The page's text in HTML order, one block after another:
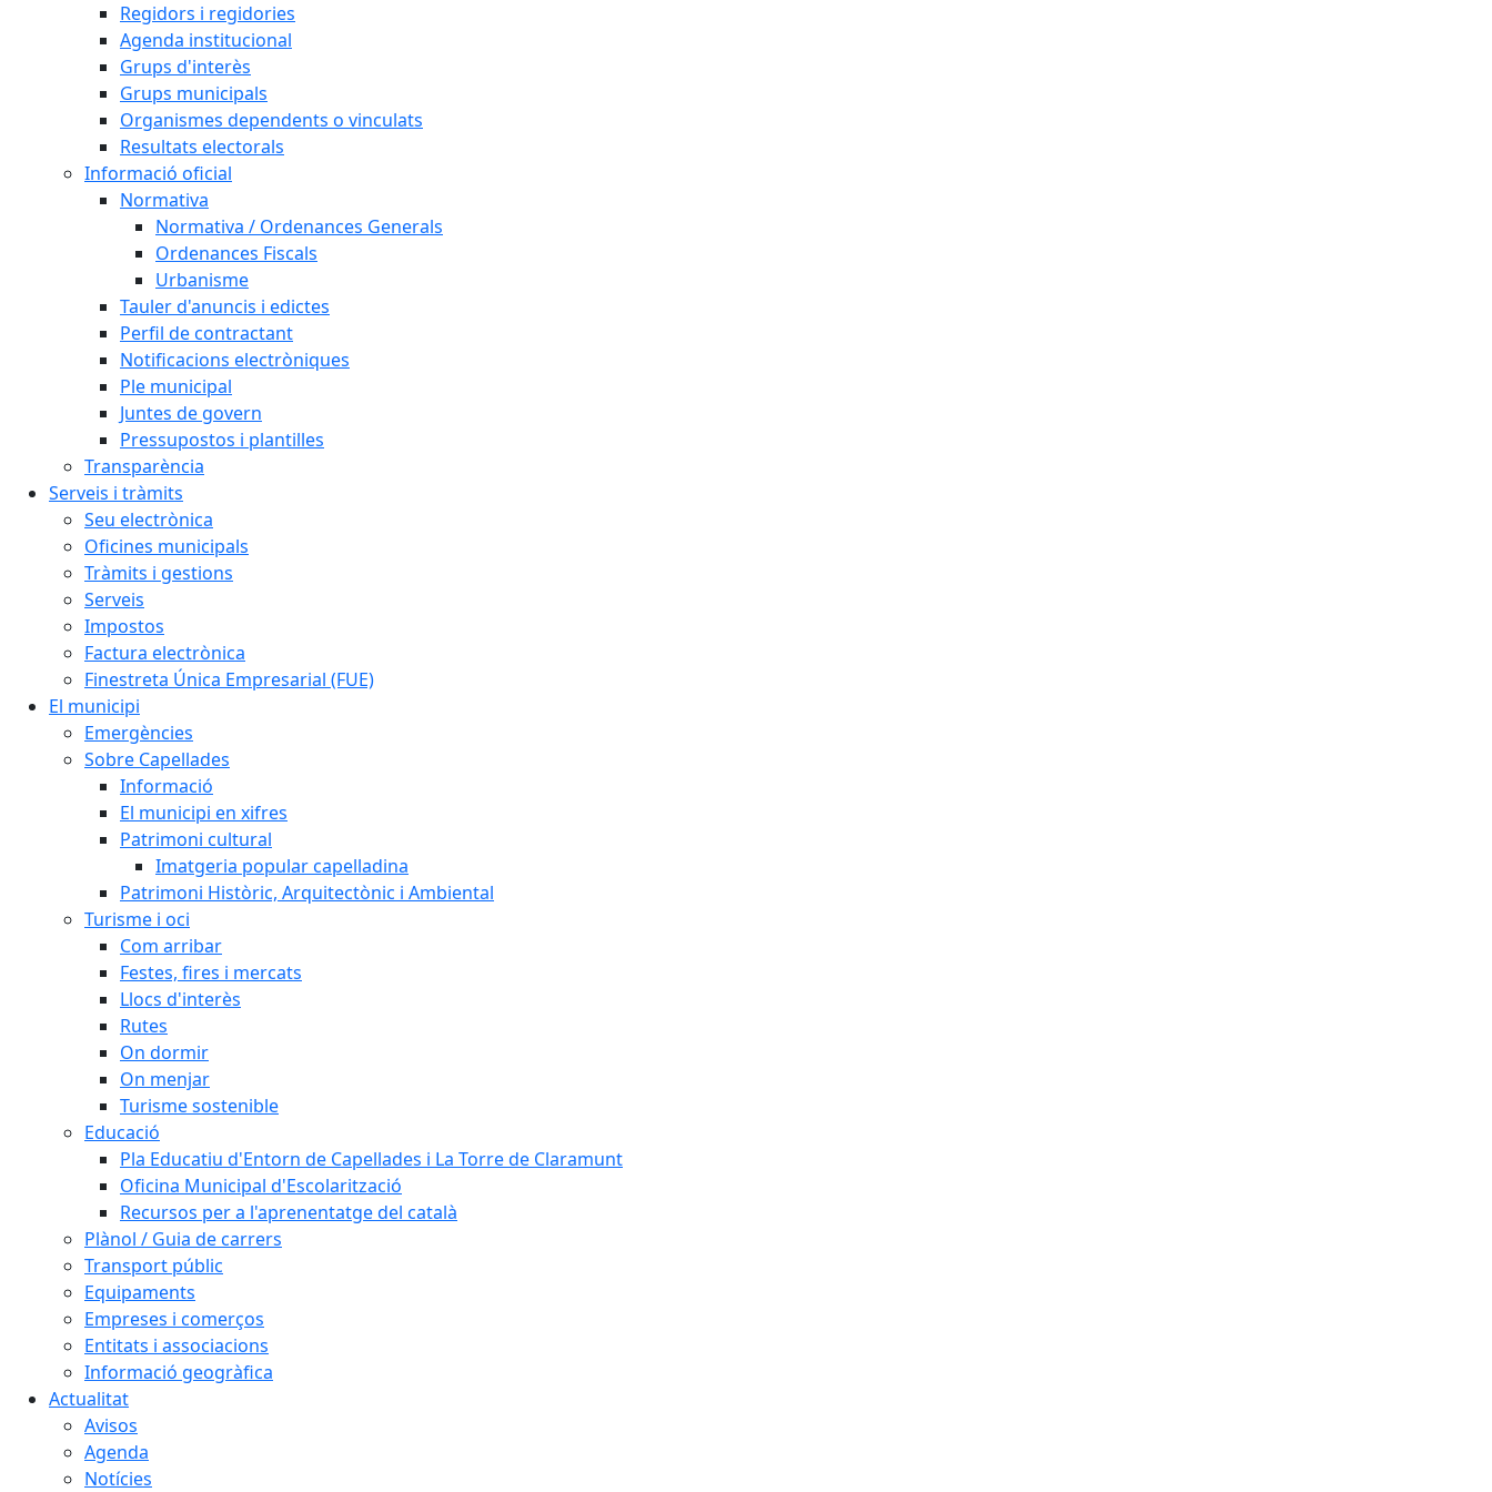
Regidors i regidories
Agenda institucional
Grups d'interès
Grups municipals
Organismes dependents o vinculats
Resultats electorals
Informació oficial
Normativa
Normativa / Ordenances Generals
Ordenances Fiscals
Urbanisme
Tauler d'anuncis i edictes
Perfil de contractant
Notificacions electròniques
Ple municipal
Juntes de govern
Pressupostos i plantilles
Transparència
Serveis i tràmits
Seu electrònica
Oficines municipals
Tràmits i gestions
Serveis
Impostos
Factura electrònica
Finestreta Única Empresarial (FUE)
El municipi
Emergències
Sobre Capellades
Informació
El municipi en xifres
Patrimoni cultural
Imatgeria popular capelladina
Patrimoni Històric, Arquitectònic i Ambiental
Turisme i oci
Com arribar
Festes, fires i mercats
Llocs d'interès
Rutes
On dormir
On menjar
Turisme sostenible
Educació
Pla Educatiu d'Entorn de Capellades i La Torre de Claramunt
Oficina Municipal d'Escolarització
Recursos per a l'aprenentatge del català
Plànol / Guia de carrers
Transport públic
Equipaments
Empreses i comerços
Entitats i associacions
Informació geogràfica
Actualitat
Avisos
Agenda
Notícies